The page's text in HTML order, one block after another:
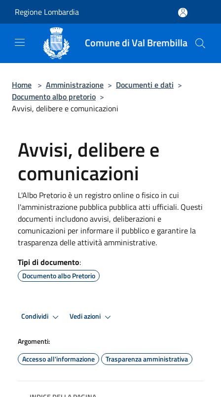
Regione Lombardia
Comune di Val Brembilla
Home > Amministrazione > Documenti e dati >
Documento albo pretorio >
Avvisi, delibere e comunicazioni
Avvisi, delibere e
comunicazioni
L'Albo Pretorio è un registro online o fisico in cui
l'amministrazione pubblica pubblica atti ufficiali. Questi
documenti includono avvisi, deliberazioni e
comunicazioni per informare il pubblico e garantire la
trasparenza delle attività amministrative.
Tipi di documento:
Documento albo Pretorio
Condividi Vedi azioni
Argomenti:
Accesso all'informazione
Trasparenza amministrativa